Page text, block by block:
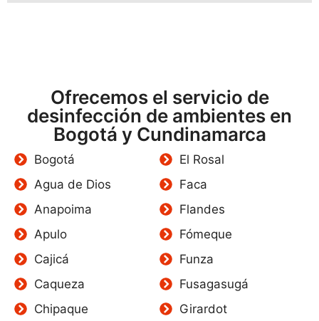
Ofrecemos el servicio de
desinfección de ambientes en
Bogotá y Cundinamarca
Bogotá
Agua de Dios
Anapoima
Apulo
Cajicá
Caqueza
Chipaque
El Rosal
Faca
Flandes
Fómeque
Funza
Fusagasugá
Girardot